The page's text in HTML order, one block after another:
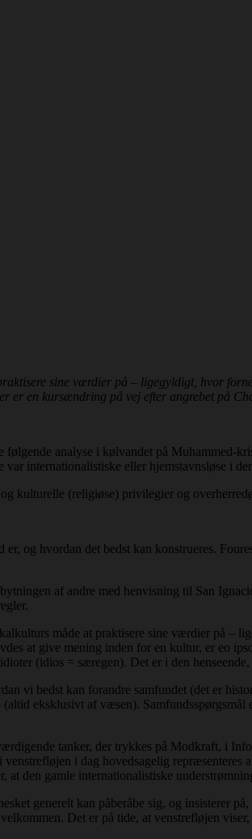
sine værdier på – ligegyldigt, hvor
er en kursændring på vej efter angrebet på
analyse i kølvandet på Muhammed-
internationalistiske eller hjemstavnsløse i
kulturelle (religiøse) privilegier og
og hvordan det bedst kan konstrueres.
af andre med henvisning til San
måde at praktisere sine værdier på –
at give mening inden for en kultur, er eo
(idios = særegen). Det er i den
vi bedst kan forandre samfundet (det er
eksklusivt af væsen). Samfundsspørgsmål
tanker, der trykkes på Modkraft, i
i dag hovedsagelig repræsenteres
at den gamle internationalistiske
generelt kan påberåbe sig, og insisterer
Det er på tide, at venstrefløjen